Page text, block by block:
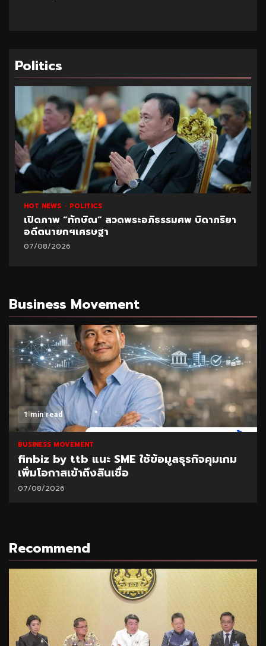
Politics
HOT NEWS POLITICS
เปิดภาพ “ทักษิณ” สวดพระอภิธรรมศพ บิดาภริยา
อดีตนายกฯเศรษฐา
07/08/2026
Business Movement
1 min read
BUSINESS MOVEMENT
finbiz by ttb แนะ SME ใช้ข้อมูลธุรกิจคุมเกม
เพิ่มโอกาสเข้าถึงสินเชื่อ
07/08/2026
Recommend